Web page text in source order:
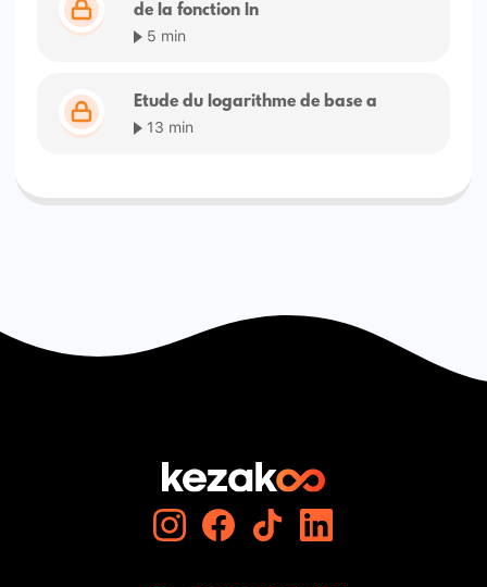
de la fonction ln
5 min
Etude du logarithme de base a
13 min